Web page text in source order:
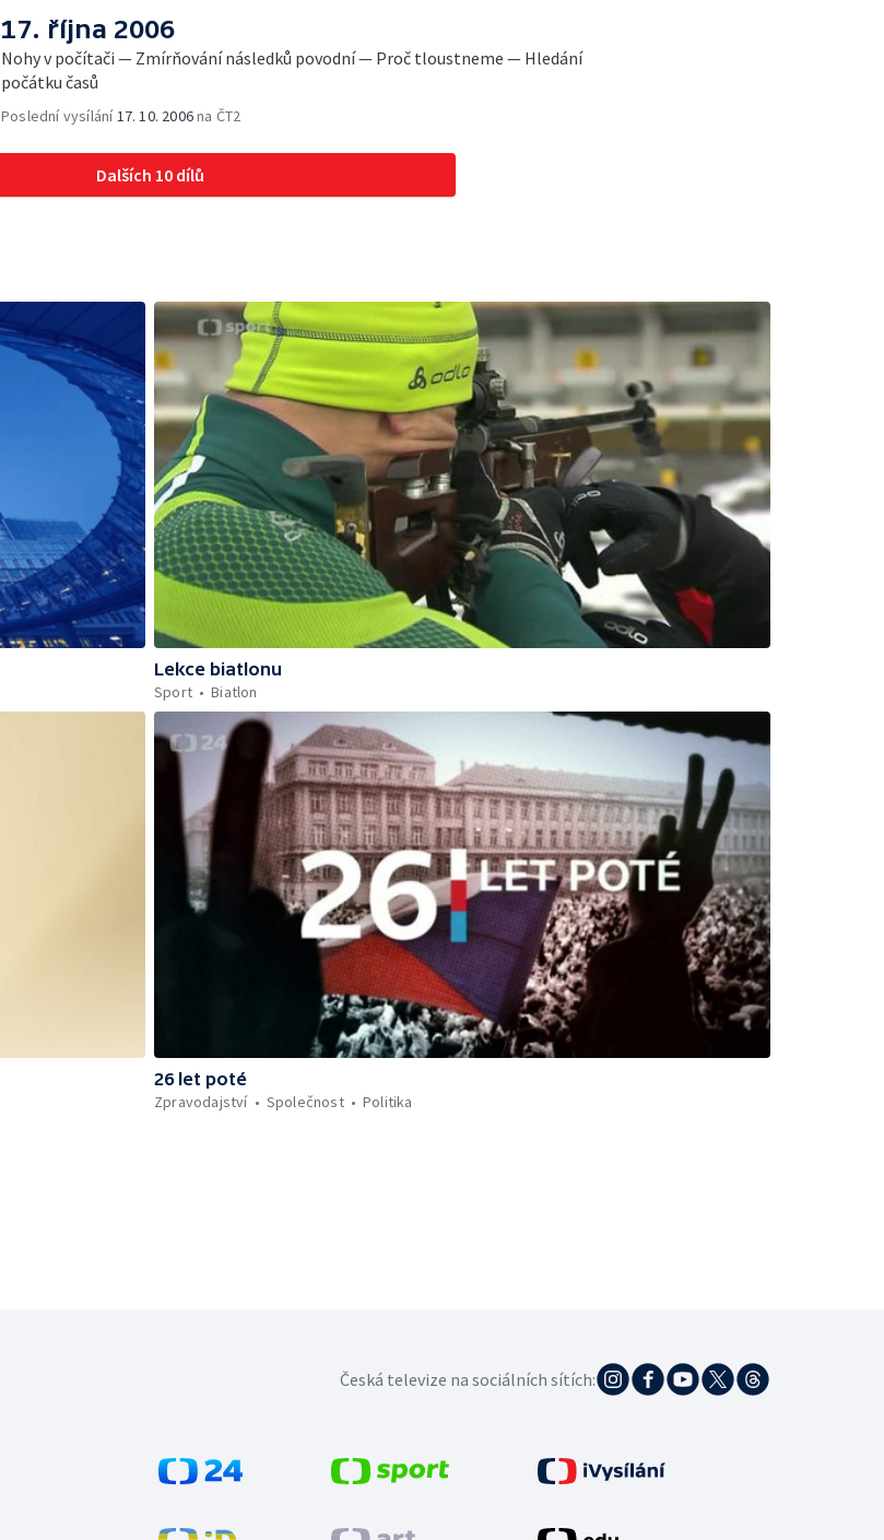
17. října 2006
Nohy v počítači — Zmírňování následků povodní — Proč tloustneme — Hledání
počátku časů
Poslední vysílání 17. 10. 2006na ČT2
Dalších 10 dílů
Lekce biatlonu
Sport
Biatlon
26 let poté
Zpravodajství
Společnost Politika
Česká televize na sociálních sítích: